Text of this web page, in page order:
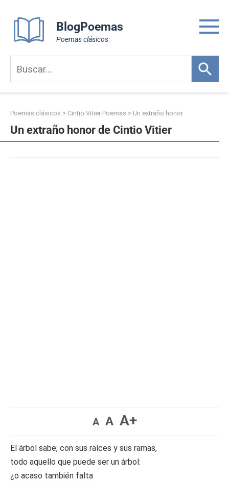
content
BlogPoemas
Poemas clásicos
Poemas clásicos > Cintio Vitier Poemas > Un extraño honor
Un extraño honor de Cintio Vitier
A A A+
El árbol sabe, con sus raíces y sus ramas,
todo aquello que puede ser un árbol:
¿o acaso también falta